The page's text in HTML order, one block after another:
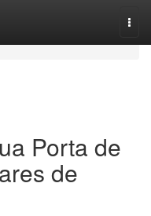
Porta de
de